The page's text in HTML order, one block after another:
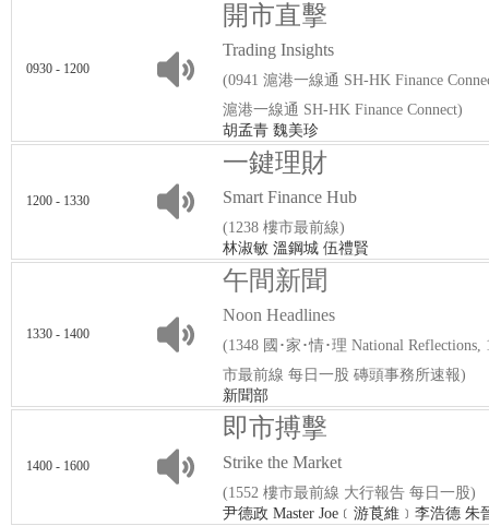
0930 - 1200
開市直擊
Trading Insights
(0941 滬港一線通 SH-HK Finance
滬港一線通 SH-HK Finance Connect)
胡孟青 魏美珍
1200 - 1330
一鍵理財
Smart Finance Hub
(1238 樓市最前線)
林淑敏 溫鋼城 伍禮賢
1330 - 1400
午間新聞
Noon Headlines
(1348 國･家･情･理 National
市最前線 每日一股 磚頭事務所速報)
新聞部
1400 - 1600
即市搏擊
Strike the Market
(1552 樓市最前線 大行報告 每日一股)
尹德政 Master Joe﹝游莨維﹞李浩德